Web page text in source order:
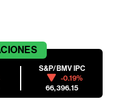
S&P/BMV IPC
-0.19%
66,396.15